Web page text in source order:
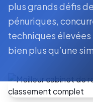
plus grands défis
pénuriques,
techniques élevées
bien plus qu’une